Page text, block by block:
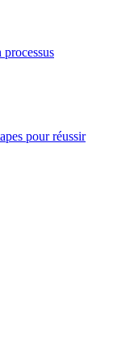
pour réussir